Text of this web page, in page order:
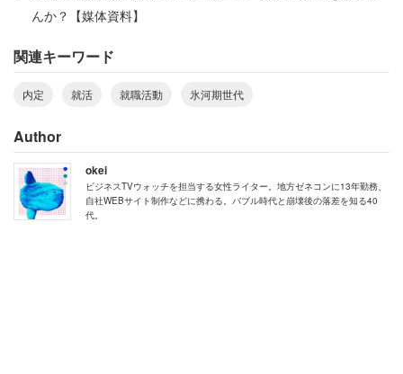
万円くらいはかかった」
また地方在住だけに、面接ひとつ行くにも苦労したことを
明かす。
「数十社エントリーして、パスしたら面接なのだが、それ
も大変だった。地方在住だったので東京や大阪に行く必要
があり、交通費がかかって仕方なかった」
んか？【媒体資料】
関連キーワード
内定 就活 就職活動 氷河期世代
Author
okei
ビジネスTVウォッチを担当する女性ライター。地方ゼネコンに13年勤務、
自社WEBサイト制作などに携わる。バブル時代と崩壊後の落差を知る40
代。